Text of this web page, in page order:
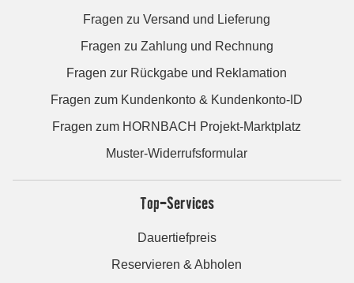
Fragen zu Versand und Lieferung
Fragen zu Zahlung und Rechnung
Fragen zur Rückgabe und Reklamation
Fragen zum Kundenkonto & Kundenkonto-ID
Fragen zum HORNBACH Projekt-Marktplatz
Muster-Widerrufsformular
Top-Services
Dauertiefpreis
Reservieren & Abholen